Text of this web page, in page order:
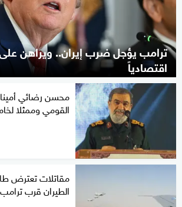
ترامب يؤجل ضرب إيران.. ويراهن
اقتصادياً
محسن رضائي
القومي وممثلا
مقاتلات تعترض
الطيران قرب ترامب